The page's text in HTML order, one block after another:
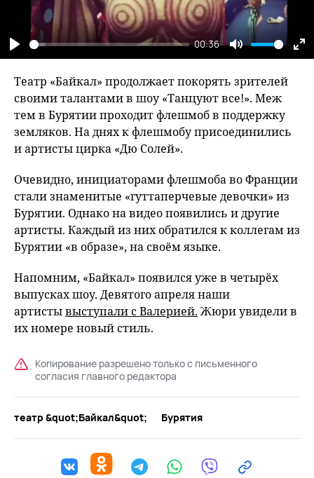
Play
00:36
Mute
Театр «Байкал» продолжает покорять зрителей
своими талантами в шоу «Танцуют все!». Меж
тем в Бурятии проходит флешмоб в поддержку
земляков. На днях к флешмобу присоединились
и артисты цирка «Дю Солей».
Очевидно, инициаторами флешмоба во Франции
стали знаменитые «гуттаперчевые девочки» из
Бурятии. Однако на видео появились и другие
артисты. Каждый из них обратился к коллегам из
Бурятии «в образе», на своём языке.
Напомним, «Байкал» появился уже в четырёх
выпусках шоу. Девятого апреля наши
артистывыступали с Валерией. Жюри увидели в
их номере новый стиль.
Копирование разрешено только с письменного
согласия главного редактора
театр &quot;Байкал&quot; Бурятия